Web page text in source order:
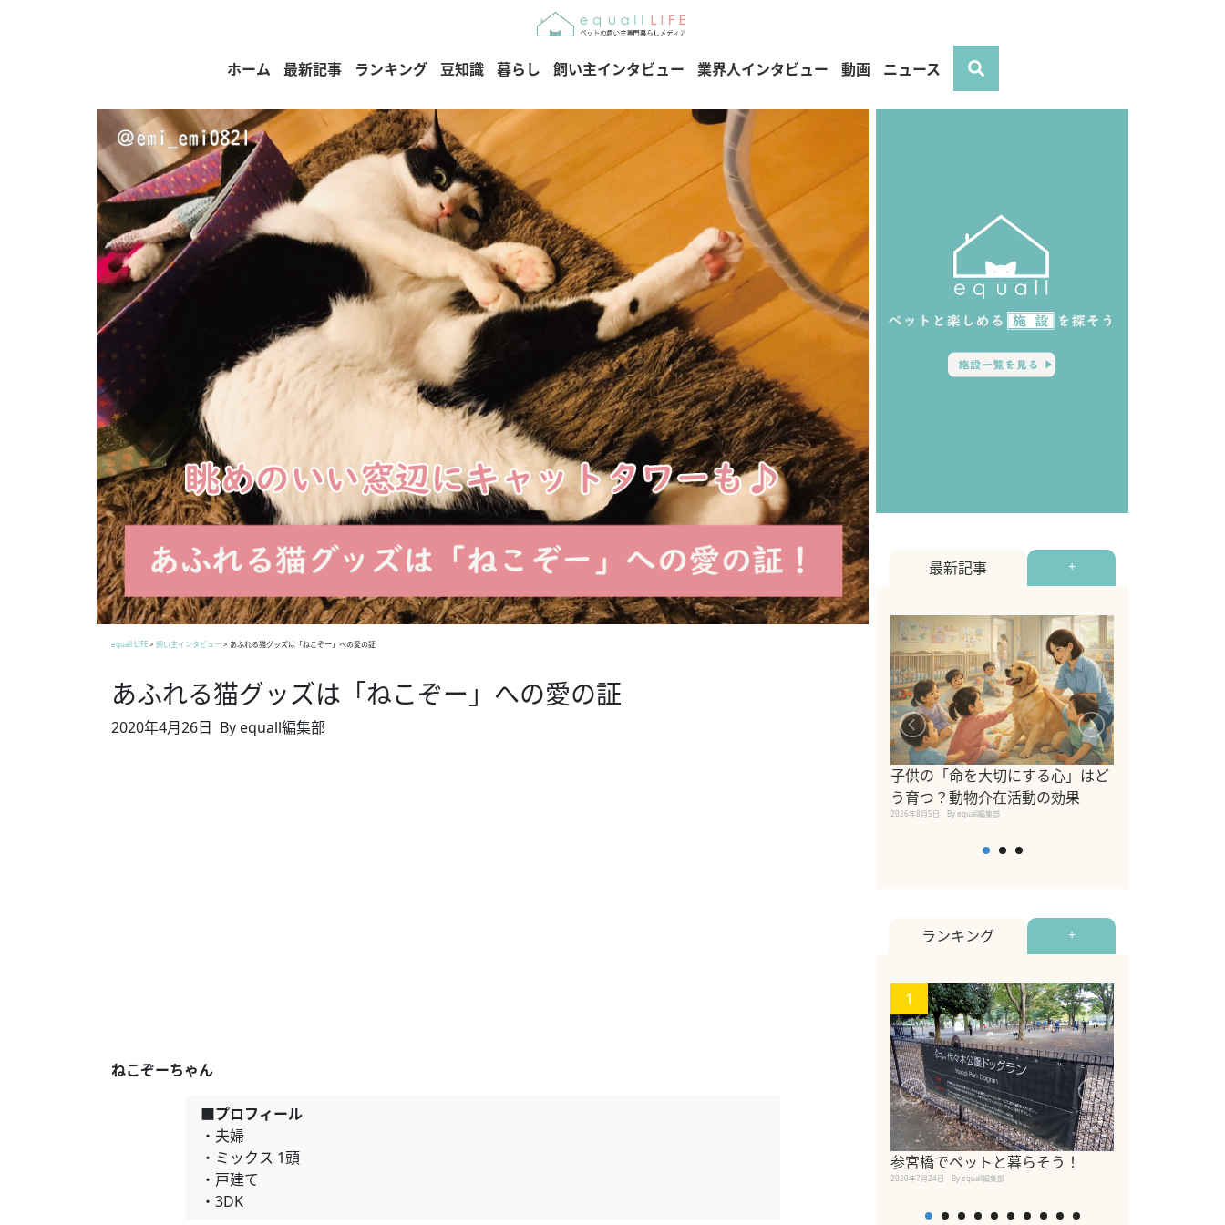
ホーム 最新記事 ランキング 豆知識 暮らし 飼い主インタビュー 業界人インタビュー 動画 ニュース
equall LIFE> 飼い主インタビュー > あふれる猫グッズは「ねこぞー」への愛の証
あふれる猫グッズは「ねこぞー」への愛の証
2020年4月26日 By equall編集部
ねこぞーちゃん
■プロフィール
・夫婦
・ミックス 1頭
・戸建て
・3DK
最新記事 +
子供の「命を大切にする心」はど
う育つ？動物介在活動の効果
2026年8月5日 By equall編集部
ランキング +
1
参宮橋でペットと暮らそう！
2020年7月24日 By equall編集部